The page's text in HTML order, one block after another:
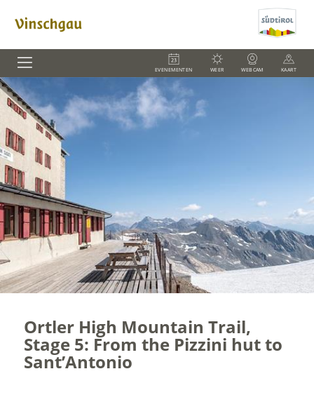
EVENEMENTEN WEER WEBCAM KAART
Ortler High Mountain Trail,
Stage 5: From the Pizzini hut to
Sant’Antonio